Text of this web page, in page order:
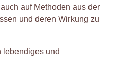
auf Methoden aus der
und deren Wirkung zu
lebendiges und